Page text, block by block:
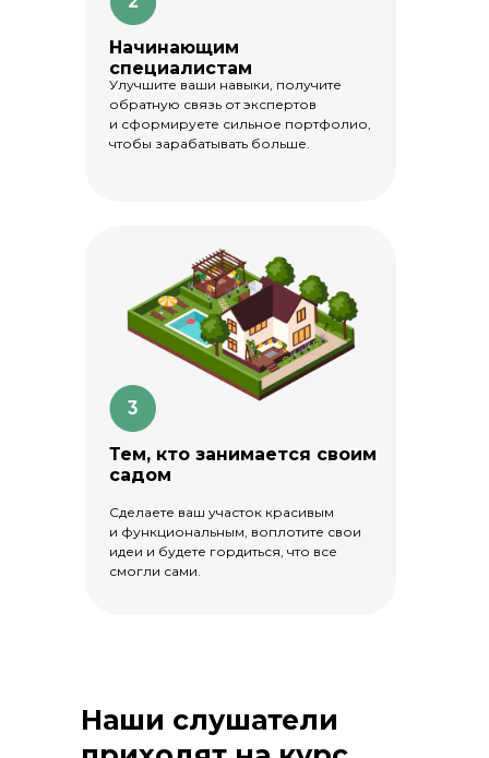
Улучшите ваши навыки, получите
обратную связь от экспертов
и сформируете сильное портфолио,
чтобы зарабатывать больше.
Начинающим
специалистам
Сделаете ваш участок красивым
и функциональным, воплотите свои
идеи и будете гордиться, что все
смогли сами.
Тем, кто занимается своим
садом
Наши слушатели